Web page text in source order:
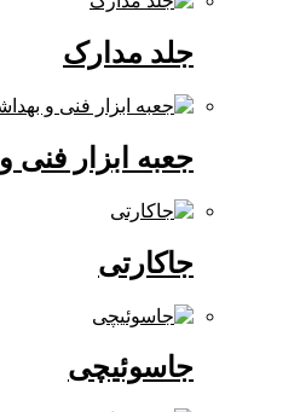
جلد مدارک
جعبه ابزار فنی و بهداشتی
جاسوئیچی